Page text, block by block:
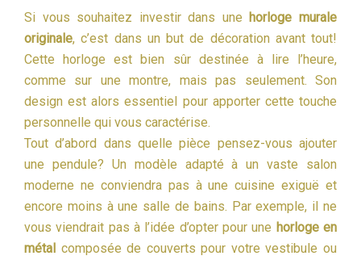
Si vous souhaitez investir dans une horloge murale
originale, c’est dans un but de décoration avant tout!
Cette horloge est bien sûr destinée à lire l’heure,
comme sur une montre, mais pas seulement. Son
design est alors essentiel pour apporter cette touche
personnelle qui vous caractérise.
Tout d’abord dans quelle pièce pensez-vous ajouter
une pendule? Un modèle adapté à un vaste salon
moderne ne conviendra pas à une cuisine exiguë et
encore moins à une salle de bains. Par exemple, il ne
vous viendrait pas à l’idée d’opter pour une horloge en
métal composée de couverts pour votre vestibule ou